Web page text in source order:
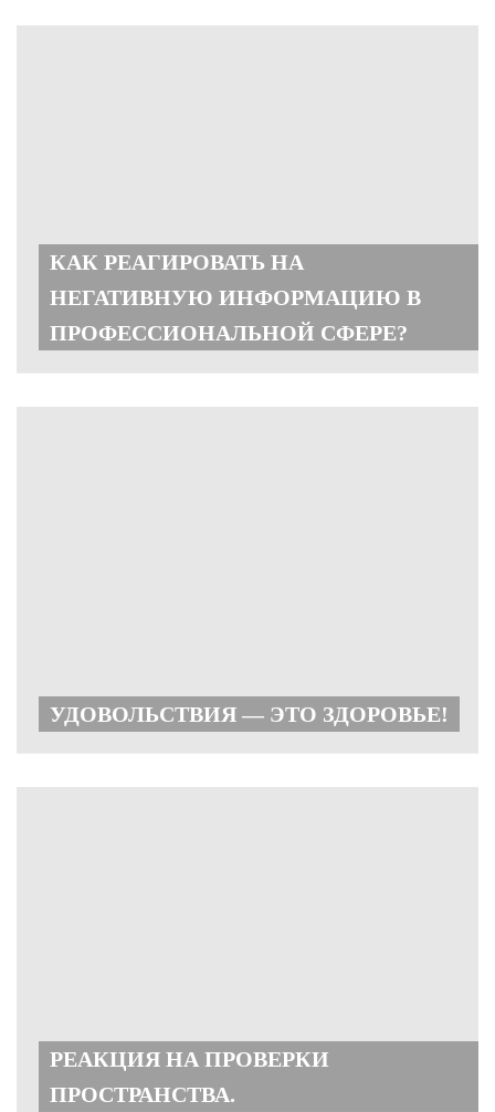
КАК РЕАГИРОВАТЬ НА
НЕГАТИВНУЮ ИНФОРМАЦИЮ В
ПРОФЕССИОНАЛЬНОЙ СФЕРЕ?
УДОВОЛЬСТВИЯ — ЭТО ЗДОРОВЬЕ!
РЕАКЦИЯ НА ПРОВЕРКИ
ПРОСТРАНСТВА.